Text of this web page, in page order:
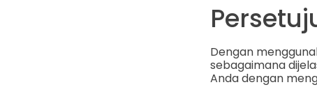
Dengan
sebagaimana
Anda dengan